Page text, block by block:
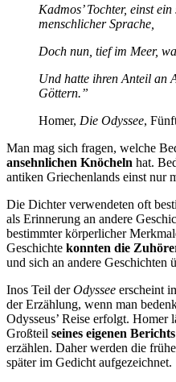
Kadmos’ Tochter, einst
menschlicher Sprache,
Doch nun, tief im Meer,
Und hatte ihren Anteil an
Göttern.”
Homer, Die Odyssee,
Man mag sich fragen, welche
ansehnlichen Knöcheln hat.
antiken Griechenlands einst nur
Die Dichter verwendeten oft
als Erinnerung an andere
bestimmter körperlicher
Geschichte konnten die
und sich an andere Geschichten
Inos Teil derOdyssee erscheint
der Erzählung, wenn man
Odysseus’ Reise erfolgt. Homer
Großteil seines eigenen
erzählen. Daher werden die
später im Gedicht aufgezeichnet.